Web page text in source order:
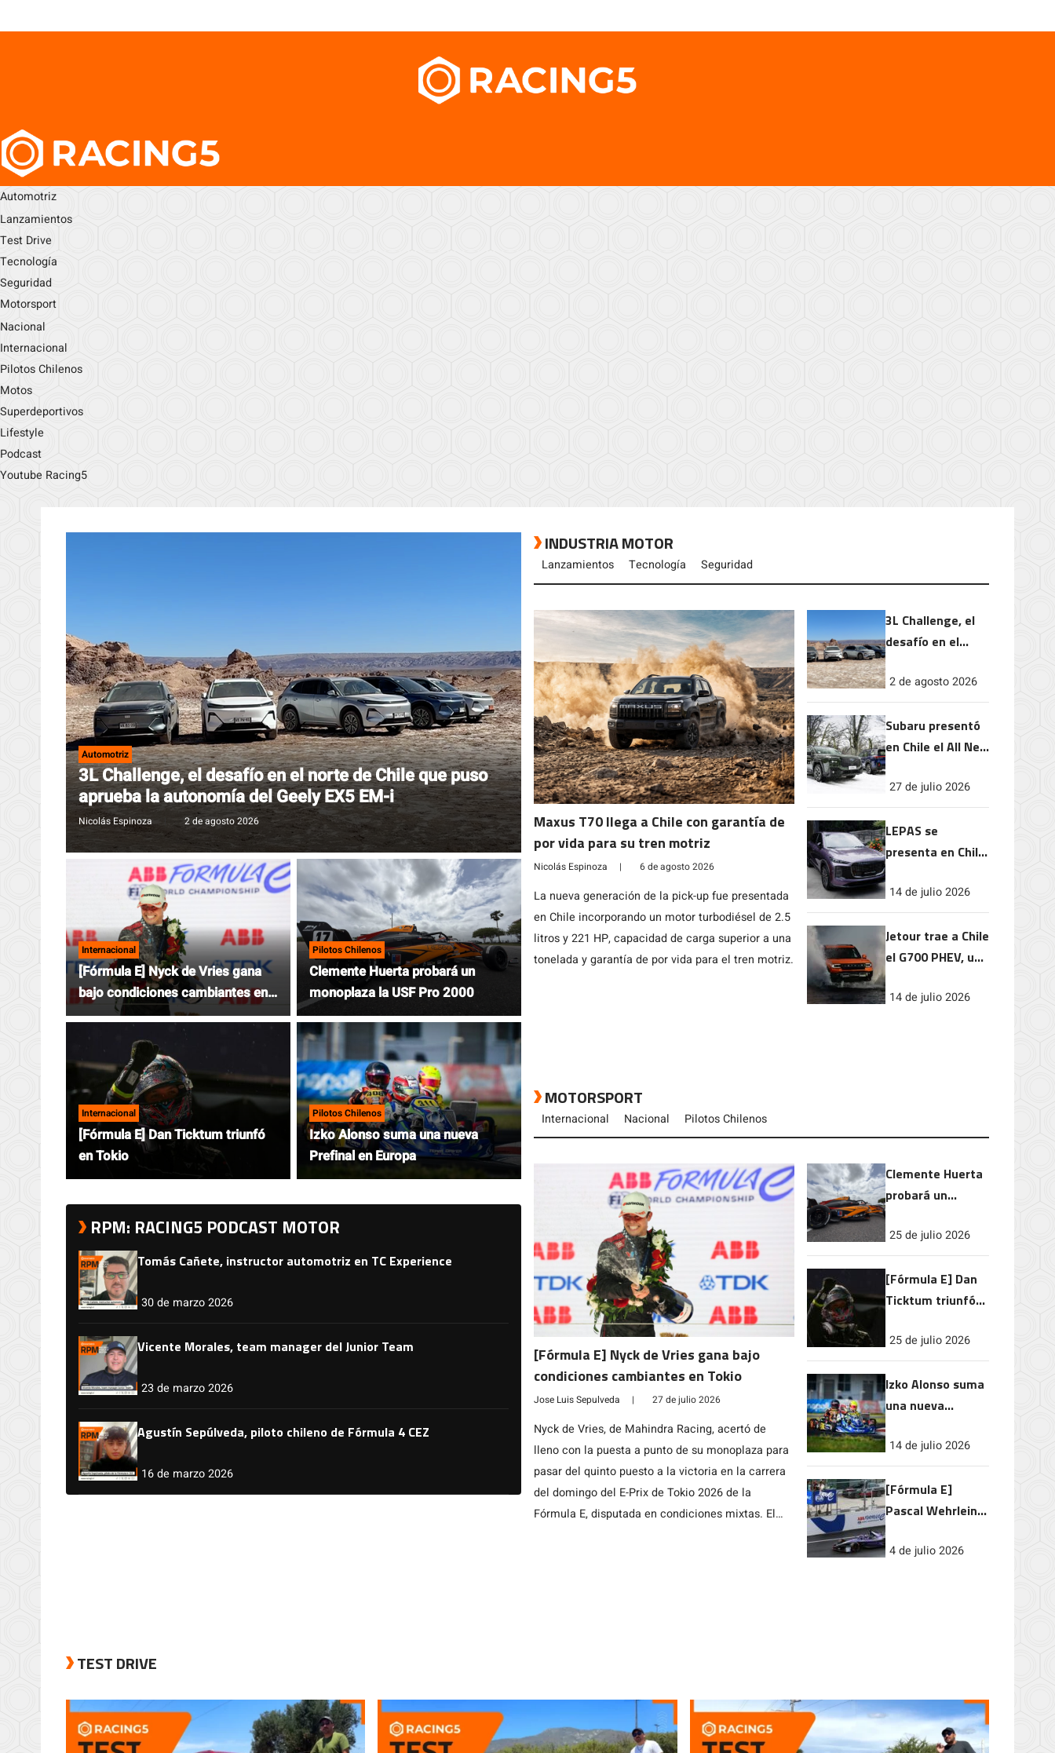
Automotriz
Lanzamientos
Test Drive
Tecnología
Seguridad
Motorsport
Nacional
Internacional
Pilotos Chilenos
Motos
Superdeportivos
Lifestyle
Podcast
Youtube Racing5
Automotriz
3L Challenge, el desafío en el norte de Chile que puso
aprueba la autonomía del Geely EX5 EM-i
Nicolás Espinoza 2 de agosto 2026
Internacional
[Fórmula E] Nyck de Vries gana
bajo condiciones cambiantes en
Tokio
Pilotos Chilenos
Clemente Huerta probará un
monoplaza la USF Pro 2000
Internacional
[Fórmula E] Dan Ticktum triunfó
en Tokio
Pilotos Chilenos
Izko Alonso suma una nueva
Prefinal en Europa
RPM: RACING5 PODCAST MOTOR
Tomás Cañete, instructor automotriz en TC Experience
30 de marzo 2026
Vicente Morales, team manager del Junior Team
23 de marzo 2026
Agustín Sepúlveda, piloto chileno de Fórmula 4 CEZ
16 de marzo 2026
INDUSTRIA MOTOR
Lanzamientos Tecnología Seguridad
Maxus T70 llega a Chile con garantía de
por vida para su tren motriz
Nicolás Espinoza | 6 de agosto 2026
La nueva generación de la pick-up fue presentada
en Chile incorporando un motor turbodiésel de 2.5
litros y 221 HP, capacidad de carga superior a una
tonelada y garantía de por vida para el tren motriz.
3L Challenge, el
desafío en el
norte de Chile que
puso aprueba la
autonomía del
Geely EX5 EM-i
2 de agosto 2026
Subaru presentó
en Chile el All New
Outback, la
séptima
generación de su
modelo ícono
27 de julio 2026
LEPAS se
presenta en Chile
orientada en la
movilidad
elegante
14 de julio 2026
Jetour trae a Chile
el G700 PHEV, un
SUV 4X4 diseñado
para llegar donde
14 de julio 2026
MOTORSPORT
Internacional Nacional Pilotos Chilenos
[Fórmula E] Nyck de Vries gana bajo
condiciones cambiantes en Tokio
Jose Luis Sepulveda | 27 de julio 2026
Nyck de Vries, de Mahindra Racing, acertó de
lleno con la puesta a punto de su monoplaza para
pasar del quinto puesto a la victoria en la carrera
del domingo del E-Prix de Tokio 2026 de la
Fórmula E, disputada en condiciones mixtas. El
Clemente Huerta
probará un
monoplaza la USF
Pro 2000
25 de julio 2026
[Fórmula E] Dan
Ticktum triunfó
25 de julio 2026
Izko Alonso suma
una nueva
Prefinal en
Europa
14 de julio 2026
[Fórmula E]
Pascal Wehrlein
domina el E-Prix
de Shanghái
4 de julio 2026
TEST DRIVE